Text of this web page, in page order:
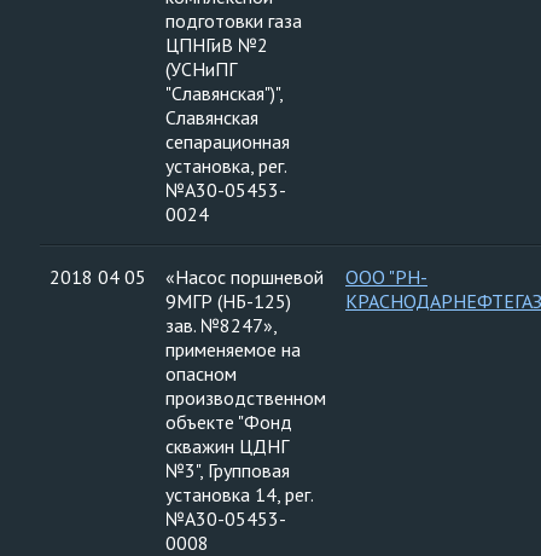
подготовки газа
ЦПНГиВ №2
(УСНиПГ
"Славянская")",
Славянская
сепарационная
установка, рег.
№А30-05453-
0024
2018 04 05
«Насос поршневой
9МГР (НБ-125)
зав. №8247»,
применяемое на
опасном
производственном
объекте "Фонд
скважин ЦДНГ
№3", Групповая
установка 14, рег.
№А30-05453-
0008
ООО "РН-